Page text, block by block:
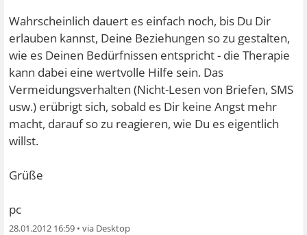
Wahrscheinlich dauert es einfach noch, bis Du Dir
erlauben kannst, Deine Beziehungen so zu gestalten,
wie es Deinen Bedürfnissen entspricht - die Therapie
kann dabei eine wertvolle Hilfe sein. Das
Vermeidungsverhalten (Nicht-Lesen von Briefen, SMS
usw.) erübrigt sich, sobald es Dir keine Angst mehr
macht, darauf so zu reagieren, wie Du es eigentlich
willst.
Grüße
pc
28.01.2012 16:59 •